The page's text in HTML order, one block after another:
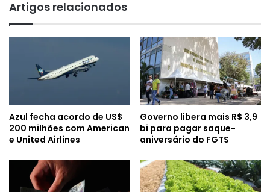
Artigos relacionados
Azul fecha acordo de US$
200 milhões com American
e United Airlines
Governo libera mais R$ 3,9
bi para pagar saque-
aniversário do FGTS